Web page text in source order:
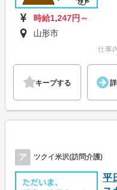
時給1,247円～
山形市
仕事
キープする
ア ツクイ米沢(訪問介護)
平